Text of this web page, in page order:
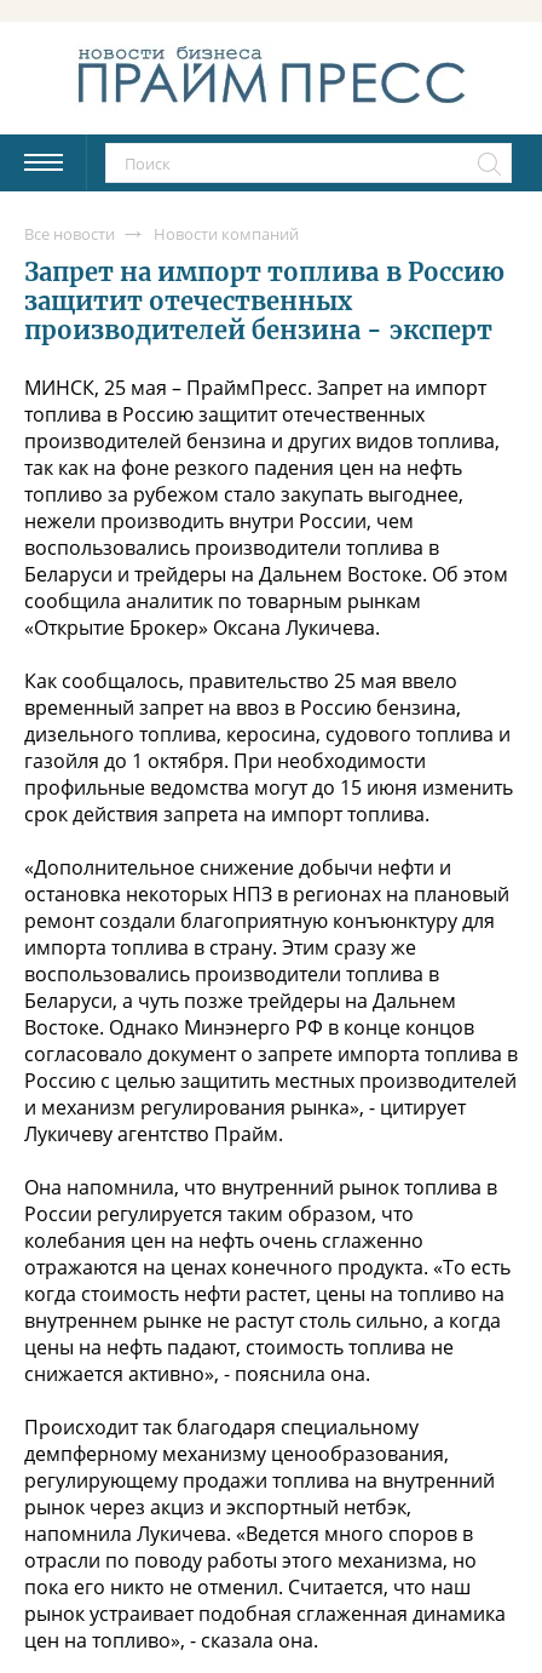
Все новости Новости компаний
Запрет на импорт топлива в Россию
защитит отечественных
производителей бензина - эксперт
МИНСК, 25 мая – ПраймПресс. Запрет на импорт
топлива в Россию защитит отечественных
производителей бензина и других видов топлива,
так как на фоне резкого падения цен на нефть
топливо за рубежом стало закупать выгоднее,
нежели производить внутри России, чем
воспользовались производители топлива в
Беларуси и трейдеры на Дальнем Востоке. Об этом
сообщила аналитик по товарным рынкам
«Открытие Брокер» Оксана Лукичева.
Как сообщалось, правительство 25 мая ввело
временный запрет на ввоз в Россию бензина,
дизельного топлива, керосина, судового топлива и
газойля до 1 октября. При необходимости
профильные ведомства могут до 15 июня изменить
срок действия запрета на импорт топлива.
«Дополнительное снижение добычи нефти и
остановка некоторых НПЗ в регионах на плановый
ремонт создали благоприятную конъюнктуру для
импорта топлива в страну. Этим сразу же
воспользовались производители топлива в
Беларуси, а чуть позже трейдеры на Дальнем
Востоке. Однако Минэнерго РФ в конце концов
согласовало документ о запрете импорта топлива в
Россию с целью защитить местных производителей
и механизм регулирования рынка», - цитирует
Лукичеву агентство Прайм.
Она напомнила, что внутренний рынок топлива в
России регулируется таким образом, что
колебания цен на нефть очень сглаженно
отражаются на ценах конечного продукта. «То есть
когда стоимость нефти растет, цены на топливо на
внутреннем рынке не растут столь сильно, а когда
цены на нефть падают, стоимость топлива не
снижается активно», - пояснила она.
Происходит так благодаря специальному
демпферному механизму ценообразования,
регулирующему продажи топлива на внутренний
рынок через акциз и экспортный нетбэк,
напомнила Лукичева. «Ведется много споров в
отрасли по поводу работы этого механизма, но
пока его никто не отменил. Считается, что наш
рынок устраивает подобная сглаженная динамика
цен на топливо», - сказала она.